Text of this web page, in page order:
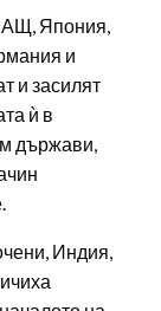
Япония,
и
и засилят
ѝ в
държави,
Индия,